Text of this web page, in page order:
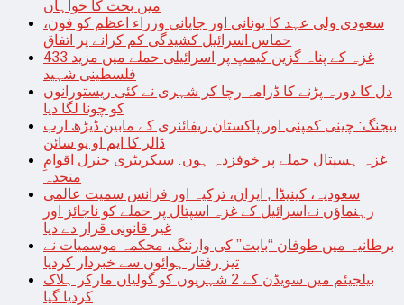
میں بحث کا خواہاں
سعودی ولی عہد کا یونانی اور جاپانی وزراء اعظم کو فون،
حماس اسرائیل کشیدگی کم کرانے پر اتفاق
غزہ کے پناہ گزین کیمپ پر اسرائیلی حملے میں مزید 433
فلسطینی شہید
دل کا دورہ پڑنے کا ڈرامہ رچا کر شہری نے کئی ریستورانوں
کو چونا لگا دیا
بیجنگ: چینی کمپنی اور پاکستان ریفائنری کے مابین ڈیڑھ ارب
ڈالر کا ایم او یو سائن
غزہ ہسپتال حملے پر خوفزدہ ہوں: سیکریٹری جنرل اقوامِ
متحدہ
سعودیہ، کینیڈا , ایران، ترکیہ اور فرانس سمیت عالمی
رہنماؤں نےاسرائیل کے غزہ اسپتال پر حملے کو ناجائز اور
غیر قانونی قرار دے دیا
برطانیہ میں طوفان “بابت” کی وارننگ، محکمہ موسمیات نے
تیز رفتار ہوائوں سے خبردار کردیا
بیلجیئم میں سویڈن کے 2 شہریوں کو گولیاں مارکر ہلاک
کردیا گیا